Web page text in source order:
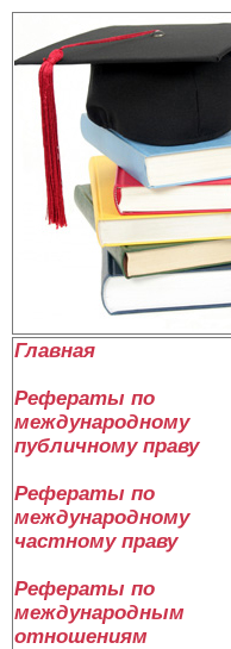
Главная
Рефераты по
международному
публичному праву
Рефераты по
международному
частному праву
Рефераты по
международным
отношениям